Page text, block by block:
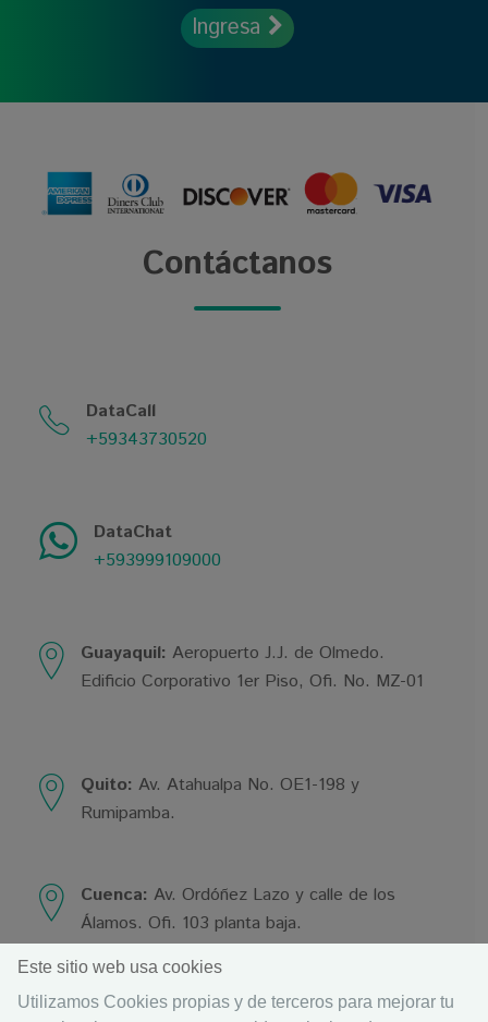
Ingresa
Este sitio web usa cookies
Utilizamos Cookies propias y de terceros para mejorar tu
Contáctanos
DataCall
+59343730520
DataChat
+593999109000
Guayaquil: Aeropuerto J.J. de Olmedo.
Edificio Corporativo 1er Piso, Ofi. No. MZ-01
Quito: Av. Atahualpa No. OE1-198 y
Rumipamba.
Cuenca: Av. Ordóñez Lazo y calle de los
Álamos. Ofi. 103 planta baja.
Copyright2026Datafast.Todos los Derechos